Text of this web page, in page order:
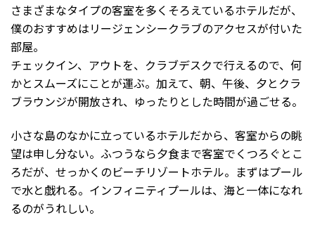
さまざまなタイプの客室を多くそろえているホテルだが、
僕のおすすめはリージェンシークラブのアクセスが付いた
部屋。
チェックイン、アウトを、クラブデスクで行えるので、何
かとスムーズにことが運ぶ。加えて、朝、午後、夕とクラ
ブラウンジが開放され、ゆったりとした時間が過ごせる。
小さな島のなかに立っているホテルだから、客室からの眺
望は申し分ない。ふつうなら夕食まで客室でくつろぐとこ
ろだが、せっかくのビーチリゾートホテル。まずはプール
で水と戯れる。インフィニティプールは、海と一体になれ
るのがうれしい。